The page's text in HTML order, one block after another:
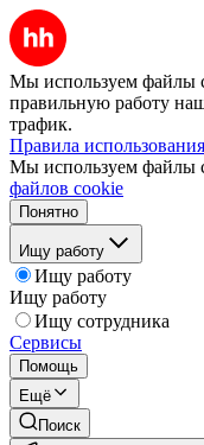
Мы используем файлы
правильную работу
трафик.
Правила
Мы используем файлы
файлов cookie
Понятно
Ищу работу
Ищу работу
Ищу работу
Ищу сотрудника
Сервисы
Помощь
Ещё
Поиск